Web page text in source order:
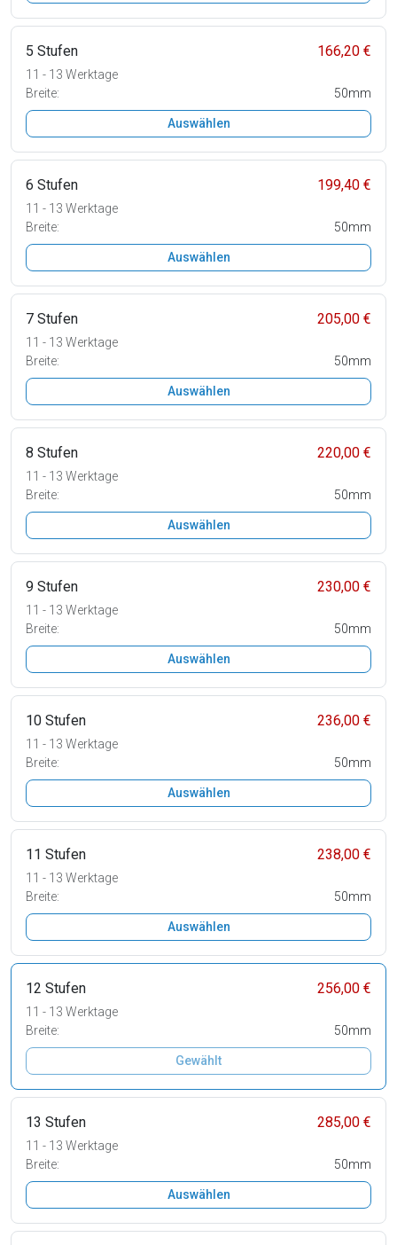
5 Stufen 166,20 €
11 - 13 Werktage
Breite:
50mm
Auswählen
6 Stufen 199,40 €
11 - 13 Werktage
Breite:
50mm
Auswählen
7 Stufen 205,00 €
11 - 13 Werktage
Breite:
50mm
Auswählen
8 Stufen 220,00 €
11 - 13 Werktage
Breite:
50mm
Auswählen
9 Stufen 230,00 €
11 - 13 Werktage
Breite:
50mm
Auswählen
10 Stufen 236,00 €
11 - 13 Werktage
Breite:
50mm
Auswählen
11 Stufen 238,00 €
11 - 13 Werktage
Breite:
50mm
Auswählen
12 Stufen 256,00 €
11 - 13 Werktage
Breite:
50mm
Gewählt
13 Stufen 285,00 €
11 - 13 Werktage
Breite:
50mm
Auswählen